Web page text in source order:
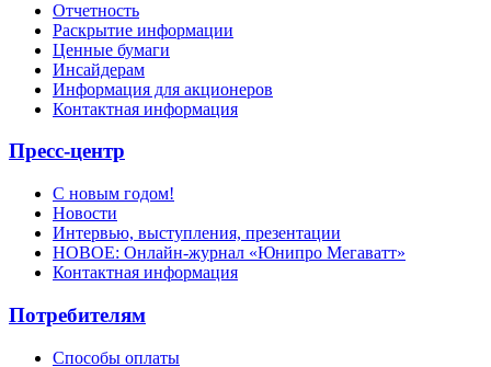
Отчетность
Раскрытие информации
Ценные бумаги
Инсайдерам
Информация для акционеров
Контактная информация
Пресс-центр
С новым годом!
Новости
Интервью, выступления, презентации
НОВОЕ: Онлайн-журнал «Юнипро Мегаватт»
Контактная информация
Потребителям
Способы оплаты